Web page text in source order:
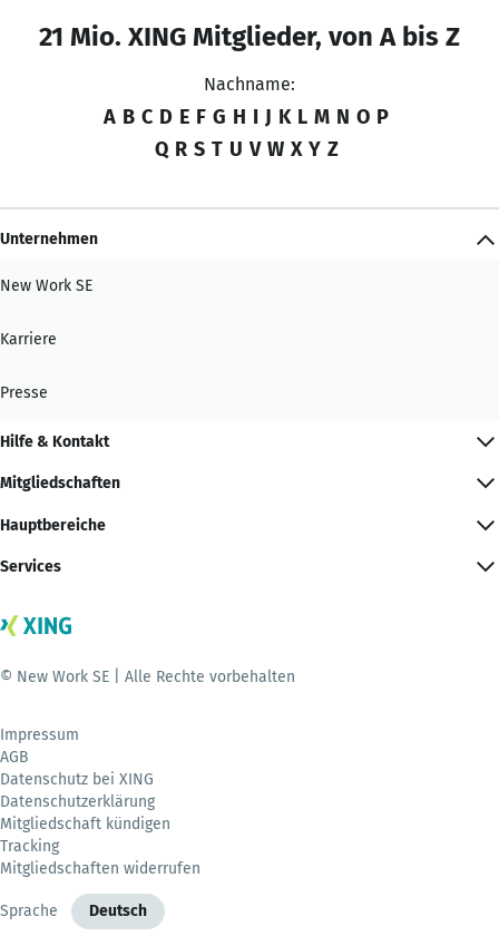
21 Mio. XING Mitglieder, von A bis Z
Nachname:
A B C D E F G H I J K L M N O P
Q R S T U V W X Y Z
Unternehmen
New Work SE
Karriere
Presse
Hilfe & Kontakt
Mitgliedschaften
Hauptbereiche
Services
© New Work SE | Alle Rechte vorbehalten
Impressum
AGB
Datenschutz bei XING
Datenschutzerklärung
Mitgliedschaft kündigen
Tracking
Mitgliedschaften widerrufen
Sprache Deutsch